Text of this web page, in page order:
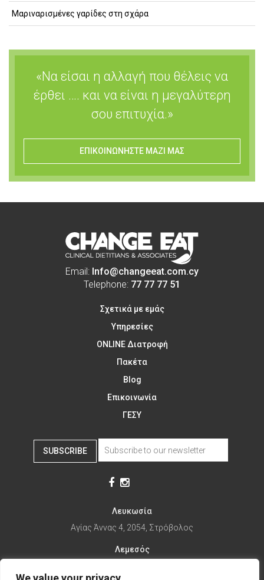
Μαριναρισμένες γαρίδες στη σχάρα
«Να είσαι η αλλαγή που θέλεις να
έρθει …. και να είναι η μεγαλύτερη
σου επιτυχία.»
ΕΠΙΚΟΙΝΩΝΗΣΤΕ ΜΑΖΙ ΜΑΣ
Email: Info@changeeat.com.cy
Telephone: 77 77 77 51
Σχετικά με εμάς
Υπηρεσίες
ONLINE Διατροφή
Πακέτα
Blog
Επικοινωνία
ΓΕΣΥ
SUBSCRIBE
Λευκωσία
Αγίας Άννας 4, 2054, Στρόβολος
Λεμεσός